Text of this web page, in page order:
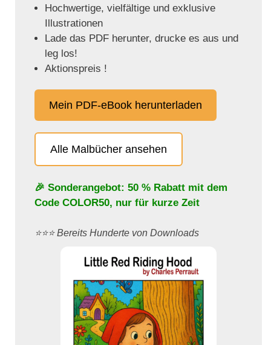
Hochwertige, vielfältige und exklusive
Illustrationen
Lade das PDF herunter, drucke es aus und
leg los!
Aktionspreis !
Mein PDF-eBook herunterladen
Alle Malbücher ansehen
🎉 Sonderangebot: 50 % Rabatt mit dem
Code COLOR50, nur für kurze Zeit
⭐️⭐️⭐️ Bereits Hunderte von Downloads